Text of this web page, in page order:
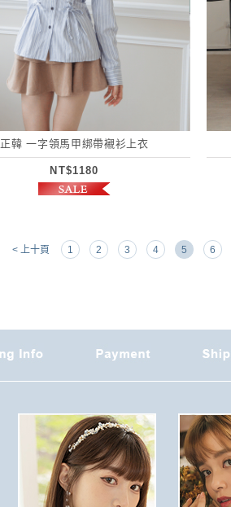
正韓 一字領馬甲綁帶襯衫上衣
NT$1180
< 上十頁 1 2 3 4 5 6